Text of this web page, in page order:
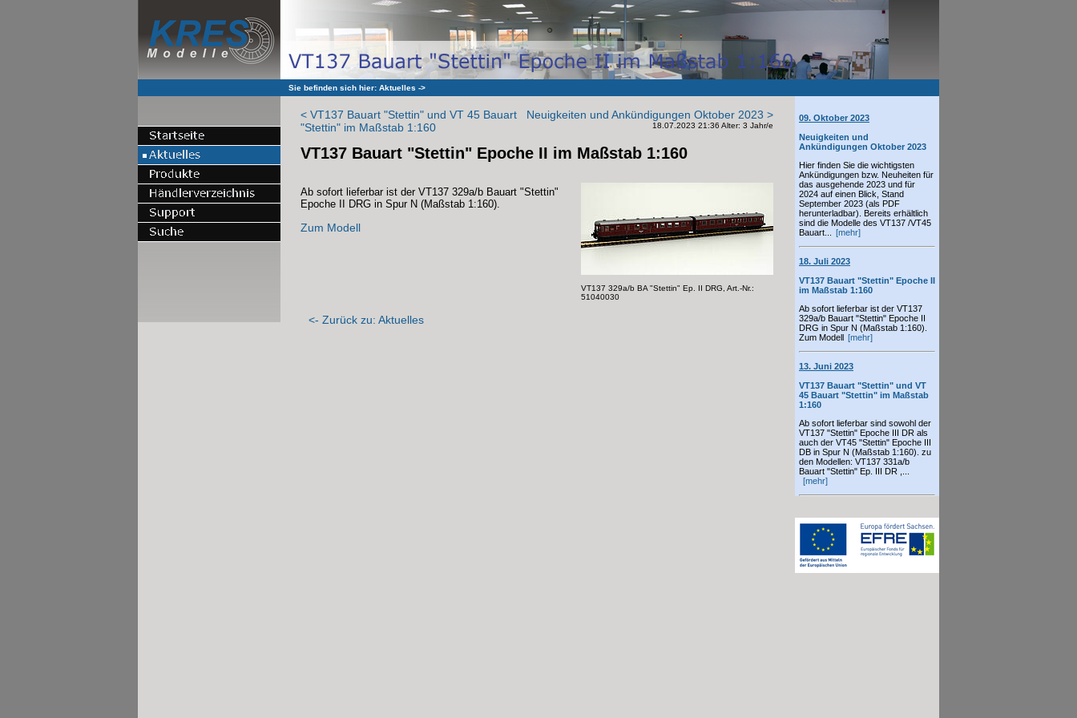
Sie befinden sich hier: Aktuelles ->
09. Oktober 2023
Neuigkeiten und
Ankündigungen Oktober 2023
Hier finden Sie die wichtigsten
Ankündigungen bzw. Neuheiten für
das ausgehende 2023 und für
2024 auf einen Blick, Stand
September 2023 (als PDF
herunterladbar). Bereits erhältlich
sind die Modelle des VT137 /VT45
Bauart...
[mehr]
18. Juli 2023
VT137 Bauart "Stettin" Epoche II
im Maßstab 1:160
Ab sofort lieferbar ist der VT137
329a/b Bauart "Stettin" Epoche II
DRG in Spur N (Maßstab 1:160).
Zum Modell [mehr]
13. Juni 2023
VT137 Bauart "Stettin" und VT
45 Bauart "Stettin" im Maßstab
1:160
Ab sofort lieferbar sind sowohl der
VT137 "Stettin" Epoche III DR als
auch der VT45 "Stettin" Epoche III
DB in Spur N (Maßstab 1:160). zu
den Modellen: VT137 331a/b
Bauart "Stettin" Ep. III DR ,...
[mehr]
Neuigkeiten und Ankündigungen Oktober 2023 >
< VT137 Bauart "Stettin" und VT 45 Bauart
"Stettin" im Maßstab 1:160
18.07.2023 21:36 Alter: 3 Jahr/e
VT137 Bauart "Stettin" Epoche II im Maßstab 1:160
VT137 329a/b BA "Stettin" Ep. II DRG, Art.-Nr.:
51040030
Ab sofort lieferbar ist der VT137 329a/b Bauart "Stettin"
Epoche II DRG in Spur N (Maßstab 1:160).
Zum Modell
<- Zurück zu: Aktuelles